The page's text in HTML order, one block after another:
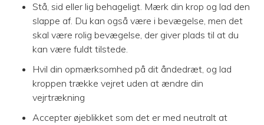
Stå, sid eller lig behageligt. Mærk din krop og lad den
slappe af. Du kan også være i bevægelse, men det
skal være rolig bevægelse, der giver plads til at du
kan være fuldt tilstede.
Hvil din opmærksomhed på dit åndedræt, og lad
kroppen trække vejret uden at ændre din
vejrtrækning
Accepter øjeblikket som det er med neutralt at